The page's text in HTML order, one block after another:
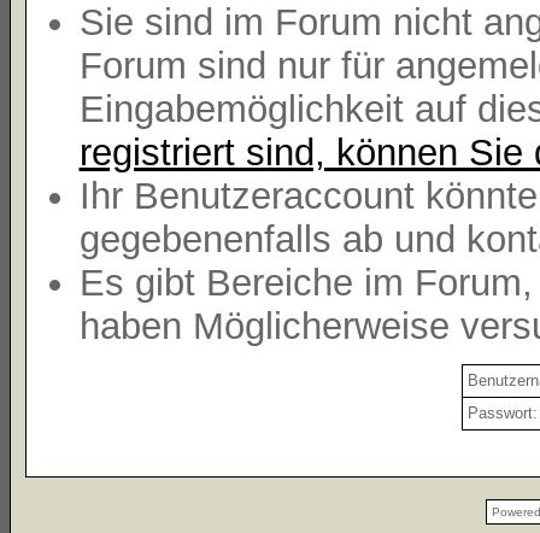
Sie sind im Forum nicht
Forum sind nur für
Eingabemöglichkeit auf
registriert sind, können Sie
Ihr Benutzeraccount
gegebenenfalls ab und
Es gibt Bereiche im
haben Möglicherweise
Passwort: